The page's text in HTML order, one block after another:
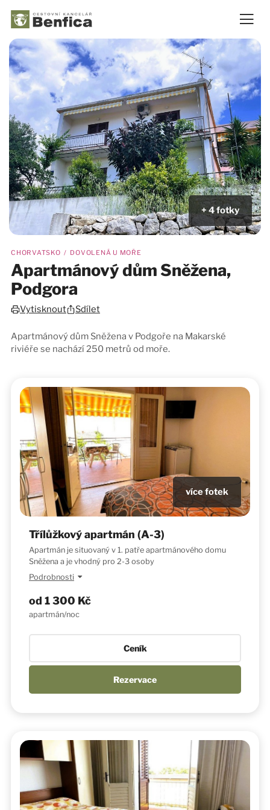
+ 4 fotky
CHORVATSKO / DOVOLENÁ U MOŘE
Apartmánový dům Sněžena,
Podgora
Vytisknout Sdílet
Apartmánový dům Sněžena v Podgoře na Makarské
riviéře se nachází 250 metrů od moře.
více fotek
Třílůžkový apartmán (A-3)
Apartmán je situovaný v 1. patře apartmánového domu
Sněžena a je vhodný pro 2-3 osoby
Podrobnosti
od 1 300 Kč
apartmán/noc
Ceník
Rezervace
Vybavení
manželská postel pro 2 osoby
jedna pevná postel pro 3. osobu
kuchyňský kout na balkoně